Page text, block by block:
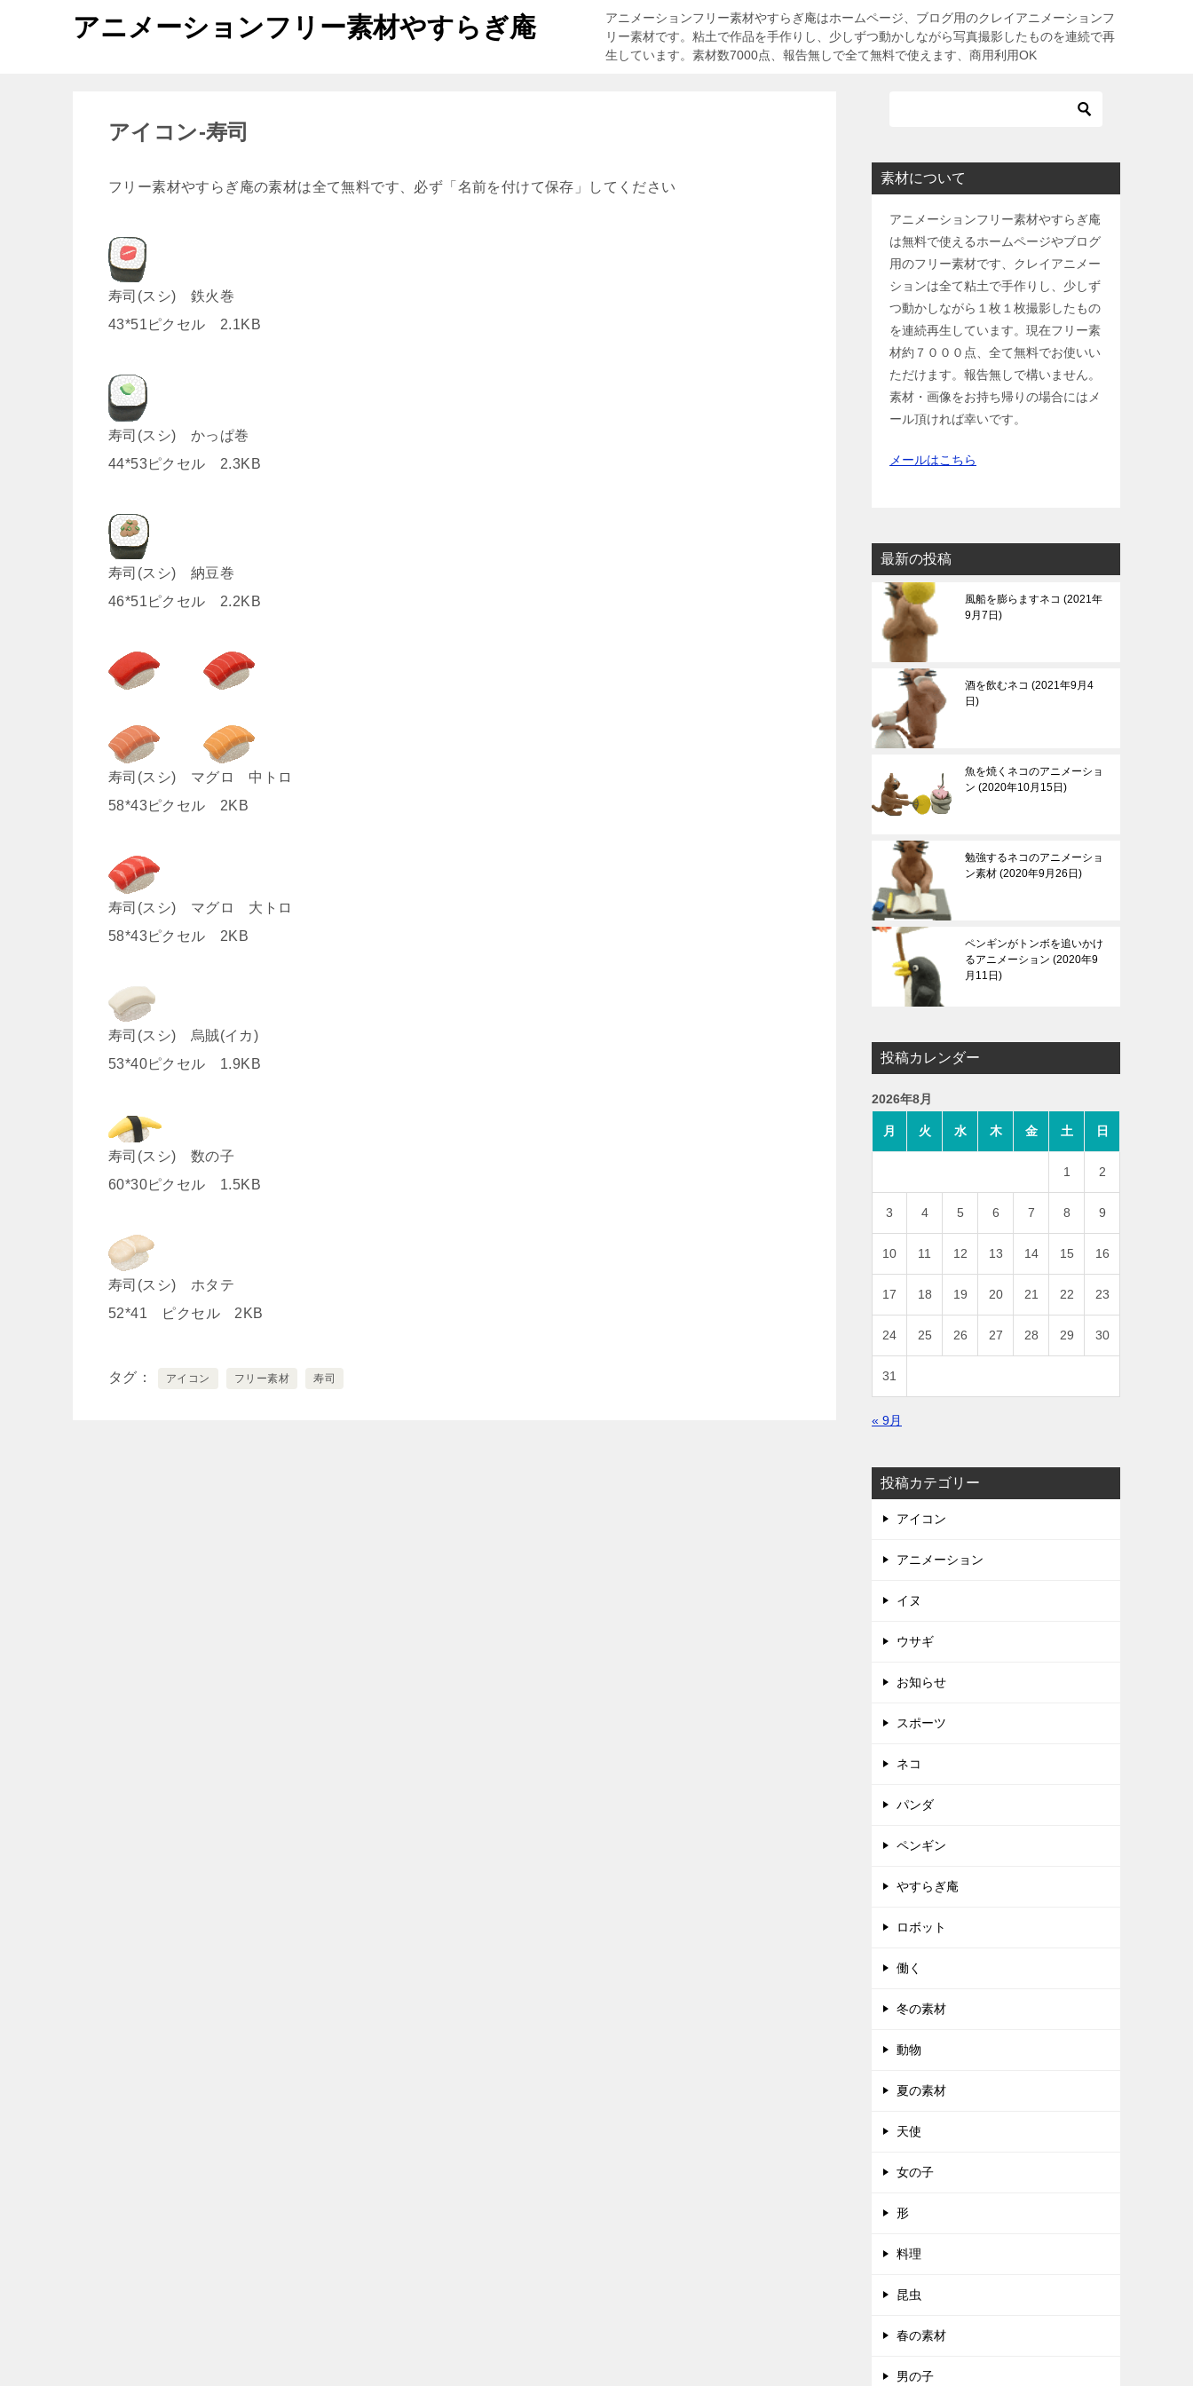
アニメーションフリー素材やすらぎ庵
アニメーションフリー素材やすらぎ庵はホームページ、ブログ用のクレイアニメーションフ
リー素材です。粘土で作品を手作りし、少しずつ動かしながら写真撮影したものを連続で再
生しています。素材数7000点、報告無しで全て無料で使えます、商用利用OK
アイコン-寿司
フリー素材やすらぎ庵の素材は全て無料です、必ず「名前を付けて保存」してください
寿司(スシ) 鉄火巻
43*51ピクセル 2.1KB
寿司(スシ) かっぱ巻
44*53ピクセル 2.3KB
寿司(スシ) 納豆巻
46*51ピクセル 2.2KB
寿司(スシ) マグロ 中トロ
58*43ピクセル 2KB
寿司(スシ) マグロ 大トロ
58*43ピクセル 2KB
寿司(スシ) 烏賊(イカ)
53*40ピクセル 1.9KB
寿司(スシ) 数の子
60*30ピクセル 1.5KB
寿司(スシ) ホタテ
52*41 ピクセル 2KB
タグ アイコン フリー素材 寿司
素材について
アニメーションフリー素材やすらぎ庵
は無料で使えるホームページやブログ
用のフリー素材です、クレイアニメー
ションは全て粘土で手作りし、少しず
つ動かしながら１枚１枚撮影したもの
を連続再生しています。現在フリー素
材約７０００点、全て無料でお使いい
ただけます。報告無しで構いません。
素材・画像をお持ち帰りの場合にはメ
ール頂ければ幸いです。
メールはこちら
最新の投稿
風船を膨らますネコ
2021年
9月7日
酒を飲むネコ
2021年9月4
日
魚を焼くネコのアニメーショ
ン 2020年10月15日
勉強するネコのアニメーショ
ン素材 2020年9月26日
ペンギンがトンボを追いかけ
るアニメーション 2020年9
月11日
投稿カレンダー
2026年8月
月 火 水 木 金 土 日
1 2
3 4 5 6 7 8 9
10 11 12 13 14 15 16
17 18 19 20 21 22 23
24 25 26 27 28 29 30
31
« 9月
投稿カテゴリー
アイコン
アニメーション
イヌ
ウサギ
お知らせ
スポーツ
ネコ
パンダ
ペンギン
やすらぎ庵
ロボット
働く
冬の素材
動物
夏の素材
天使
女の子
形
料理
昆虫
春の素材
男の子